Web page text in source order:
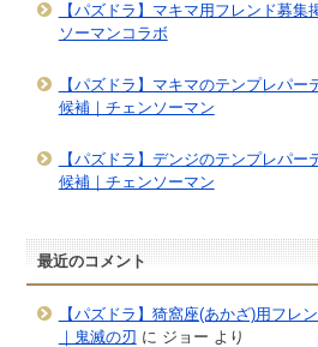
【パズドラ】マキマ用フレンド募集
ソーマンコラボ
【パズドラ】マキマのテンプレパー
候補｜チェンソーマン
【パズドラ】デンジのテンプレパー
候補｜チェンソーマン
最近のコメント
【パズドラ】猗窩座(あかざ)用フレ
｜鬼滅の刃 に ジョー より